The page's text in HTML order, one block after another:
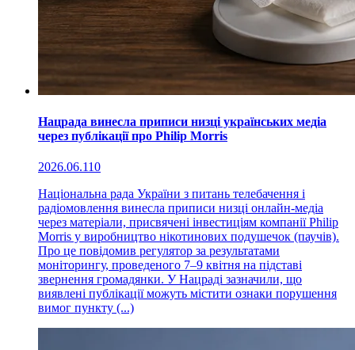
Нацрада винесла приписи низці українських медіа
через публікації про Philip Morris
2026.06.110
Національна рада України з питань телебачення і
радіомовлення винесла приписи низці онлайн-медіа
через матеріали, присвячені інвестиціям компанії Philip
Morris у виробництво нікотинових подушечок (паучів).
Про це повідомив регулятор за результатами
моніторингу, проведеного 7–9 квітня на підставі
звернення громадянки. У Нацраді зазначили, що
виявлені публікації можуть містити ознаки порушення
вимог пункту (...)